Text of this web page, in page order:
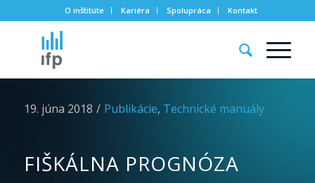
O inštitúte Kariéra Spolupráca Kontakt
19. júna 2018 / Publikácie, Technické manuály
FIŠKÁLNA PROGNÓZA